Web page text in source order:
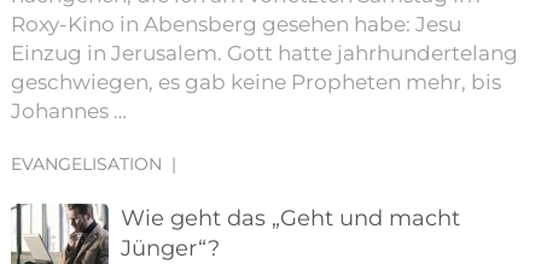
Roxy-Kino in Abensberg gesehen habe: Jesu
Einzug in Jerusalem. Gott hatte jahrhundertelang
geschwiegen, es gab keine Propheten mehr, bis
Johannes …
EVANGELISATION |
Wie geht das „Geht und macht
Jünger“?